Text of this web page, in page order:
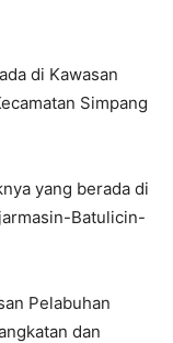
di Kawasan
Simpang
yang berada di
Batulicin-
Pelabuhan
dan